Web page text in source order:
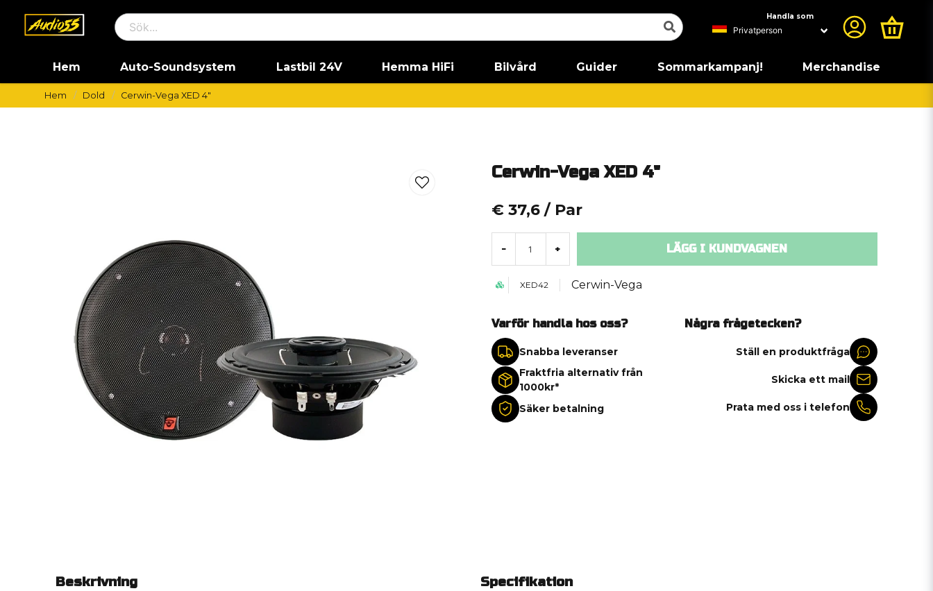
Handla som
Hem Auto-Soundsystem Lastbil 24V Hemma HiFi Bilvård Guider Sommarkampanj! Merchandise
Hem Dold Cerwin-Vega XED 4"
Cerwin-Vega XED 4"
€ 37,6 / Par
- + LÄGG I KUNDVAGNEN
XED42 Cerwin-Vega
Varför handla hos oss?
Snabba leveranser
Fraktfria alternativ från
1000kr*
Säker betalning
Några frågetecken?
Ställ en produktfråga
Skicka ett mail
Prata med oss i telefon
Beskrivning Specifikation